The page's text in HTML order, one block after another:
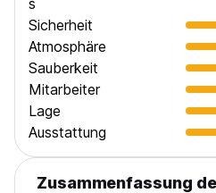
s
Sicherheit
Atmosphäre
Sauberkeit
Mitarbeiter
Lage
Ausstattung
Zusammenfassung